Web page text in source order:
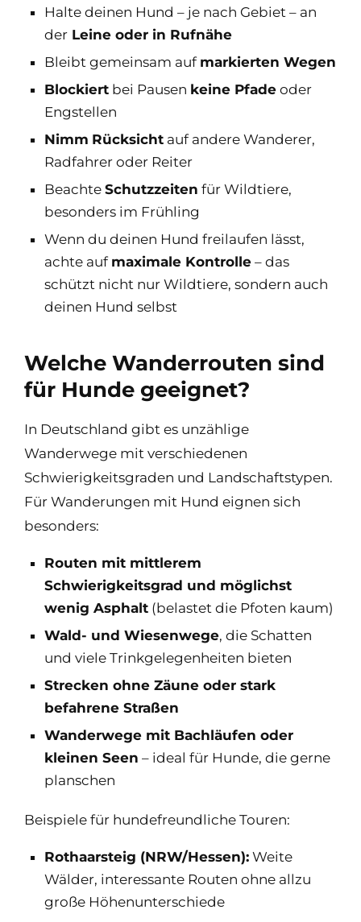
Halte deinen Hund – je nach Gebiet – an
der Leine oder in Rufnähe
Bleibt gemeinsam auf markierten Wegen
Blockiert bei Pausen keine Pfade oder
Engstellen
Nimm Rücksicht auf andere Wanderer,
Radfahrer oder Reiter
Beachte Schutzzeiten für Wildtiere,
besonders im Frühling
Wenn du deinen Hund freilaufen lässt,
achte auf maximale Kontrolle – das
schützt nicht nur Wildtiere, sondern auch
deinen Hund selbst
Welche Wanderrouten sind
für Hunde geeignet?
In Deutschland gibt es unzählige
Wanderwege mit verschiedenen
Schwierigkeitsgraden und Landschaftstypen.
Für Wanderungen mit Hund eignen sich
besonders:
Routen mit mittlerem
Schwierigkeitsgrad und möglichst
wenig Asphalt (belastet die Pfoten kaum)
Wald- und Wiesenwege, die Schatten
und viele Trinkgelegenheiten bieten
Strecken ohne Zäune oder stark
befahrene Straßen
Wanderwege mit Bachläufen oder
kleinen Seen – ideal für Hunde, die gerne
planschen
Beispiele für hundefreundliche Touren:
Rothaarsteig (NRW/Hessen): Weite
Wälder, interessante Routen ohne allzu
große Höhenunterschiede